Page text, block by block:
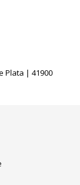
Plata | 41900